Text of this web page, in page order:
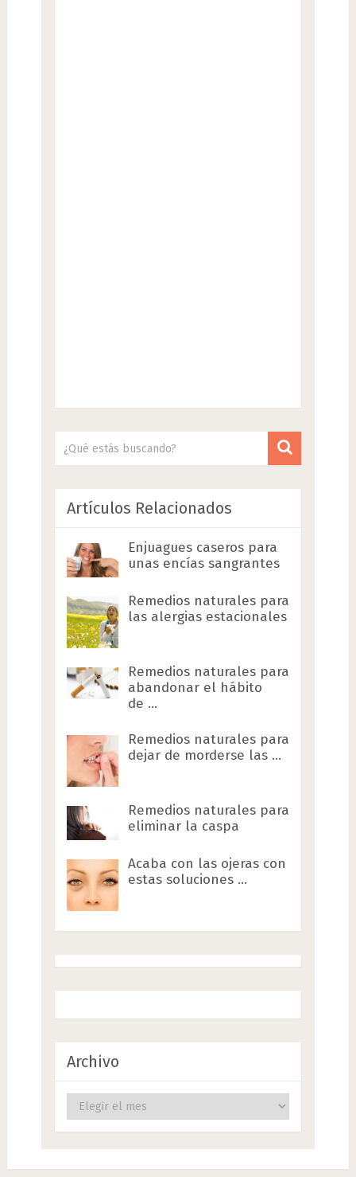
Artículos Relacionados
Enjuagues caseros para
unas encías sangrantes
Remedios naturales para
las alergias estacionales
Remedios naturales para
abandonar el hábito
de …
Remedios naturales para
dejar de morderse las …
Remedios naturales para
eliminar la caspa
Acaba con las ojeras con
estas soluciones …
Archivo
Archivo